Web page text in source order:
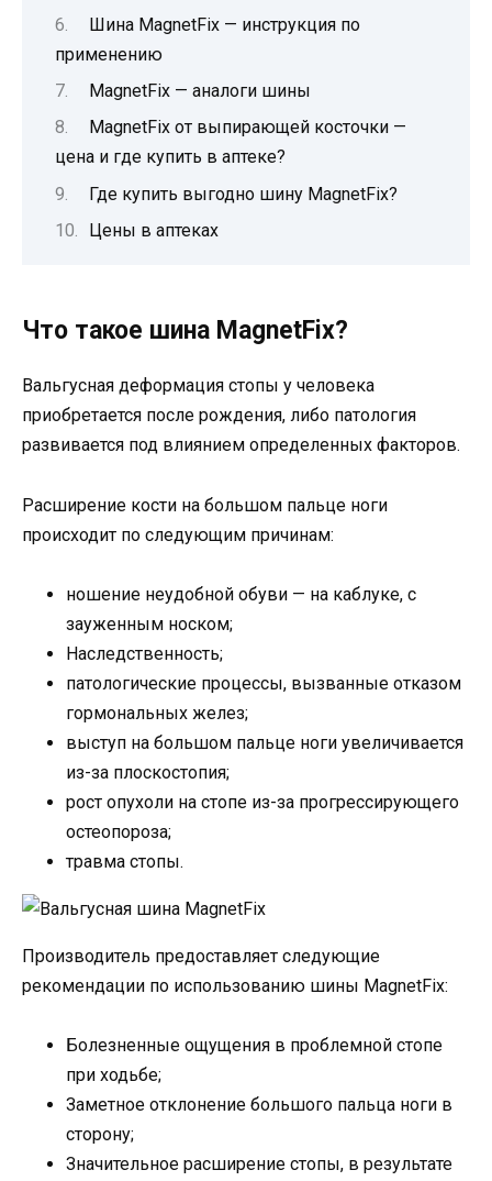
Шина MagnetFix — инструкция по
применению
MagnetFix — аналоги шины
MagnetFix от выпирающей косточки —
цена и где купить в аптеке?
Где купить выгодно шину MagnetFix?
Цены в аптеках
Что такое шина MagnetFix?
Вальгусная деформация стопы у человека
приобретается после рождения, либо патология
развивается под влиянием определенных факторов.
Расширение кости на большом пальце ноги
происходит по следующим причинам:
ношение неудобной обуви — на каблуке, с
зауженным носком;
Наследственность;
патологические процессы, вызванные отказом
гормональных желез;
выступ на большом пальце ноги увеличивается
из-за плоскостопия;
рост опухоли на стопе из-за прогрессирующего
остеопороза;
травма стопы.
Производитель предоставляет следующие
рекомендации по использованию шины MagnetFix:
Болезненные ощущения в проблемной стопе
при ходьбе;
Заметное отклонение большого пальца ноги в
сторону;
Значительное расширение стопы, в результате